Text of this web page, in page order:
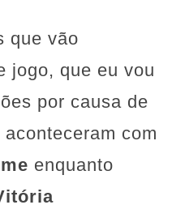
que vão
jogo, que eu vou
por causa de
com
enquanto